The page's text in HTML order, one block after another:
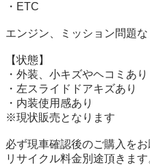
・ETC
エンジン、ミッション問題な
【状態】
・外装、小キズやヘコミあり
・左スライドドアキズあり
・内装使用感あり
※現状販売となります
必ず現車確認後のご購入をお
リサイクル料金別途頂きます